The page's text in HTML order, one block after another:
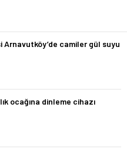
Arnavutköy’de camiler gül suyu
ocağına dinleme cihazı